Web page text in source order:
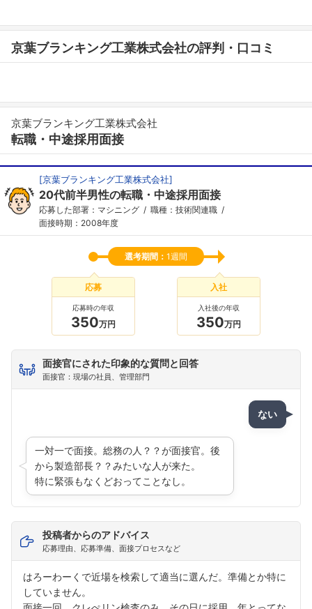
京葉ブランキング工業株式会社の評判・口コミ
京葉ブランキング工業株式会社
転職・中途採用面接
[京葉ブランキング工業株式会社]
20代前半男性の転職・中途採用面接
応募した部署：マシニング
職種：技術関連職
面接時期：2008年度
選考期間： 1週間
応募
応募時の年収
350万円
入社
入社後の年収
350万円
面接官にされた印象的な質問と回答
面接官：現場の社員、管理部門
ない
一対一で面接。総務の人？？が面接官。後
から製造部長？？みたいな人が来た。
特に緊張もなくどおってことなし。
投稿者からのアドバイス
応募理由、応募準備、面接プロセスなど
はろーわーくで近場を検索して適当に選んだ。準備とか特に
していません。